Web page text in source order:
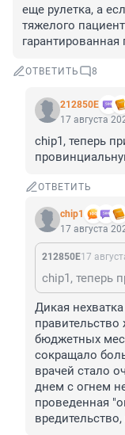
еще рулетка, а
тяжелого
ОТВЕТИТЬ 8
212850Е
17 августа
chip1, теперь
ОТВЕТИТЬ
chip1
17 августа
212850Е17
Дикая
бюджетных
сокращало
врачей стало
днем с огнем
проведенная